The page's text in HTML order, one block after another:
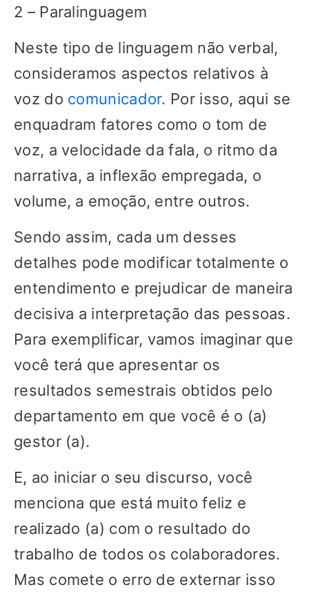
2 – Paralinguagem
Neste tipo de linguagem não verbal,
consideramos aspectos relativos à
voz do comunicador. Por isso, aqui se
enquadram fatores como o tom de
voz, a velocidade da fala, o ritmo da
narrativa, a inflexão empregada, o
volume, a emoção, entre outros.
Sendo assim, cada um desses
detalhes pode modificar totalmente o
entendimento e prejudicar de maneira
decisiva a interpretação das pessoas.
Para exemplificar, vamos imaginar que
você terá que apresentar os
resultados semestrais obtidos pelo
departamento em que você é o (a)
gestor (a).
E, ao iniciar o seu discurso, você
menciona que está muito feliz e
realizado (a) com o resultado do
trabalho de todos os colaboradores.
Mas comete o erro de externar isso